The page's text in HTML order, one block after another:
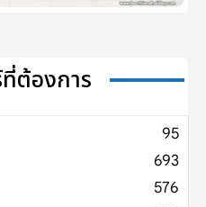
ต้องการ
95
693
576